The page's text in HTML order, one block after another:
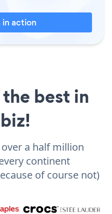
in action
best in
over a half million
continent
of course not)